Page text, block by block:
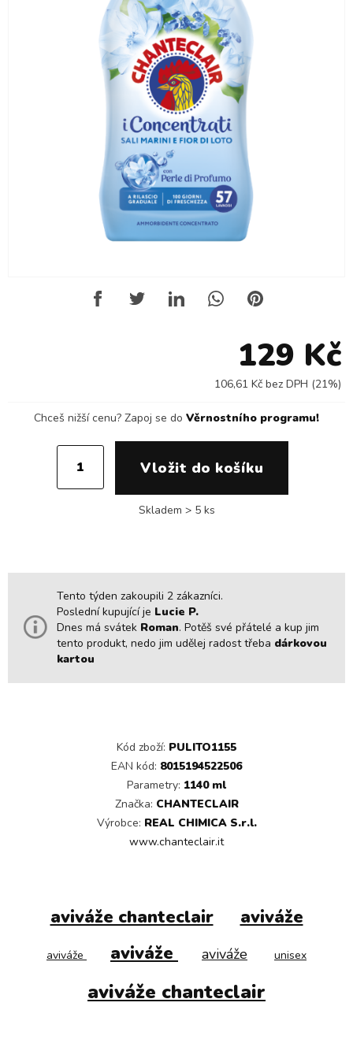
Tento týden zakoupili 2 zákazníci.
Poslední kupující je Lucie P.
Dnes má svátek Roman. Potěš své přátelé a kup jim
tento produkt, nedo jim udělej radost třeba dárkovou
kartou
Kód zboží: PULITO1155
EAN kód: 8015194522506
Parametry: 1140 ml
Značka: CHANTECLAIR
Výrobce: REAL CHIMICA S.r.l.
www.chanteclair.it
129 Kč
106,61 Kč bez DPH (21%)
Chceš nižší cenu? Zapoj se do Věrnostního programu!
Skladem > 5 ks
aviváže chanteclair aviváže
aviváže aviváže aviváže unisex
aviváže chanteclair